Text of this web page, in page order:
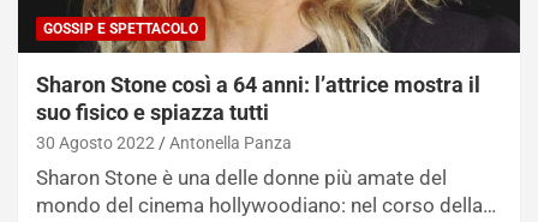
GOSSIP E SPETTACOLO
Sharon Stone così a 64 anni: l’attrice mostra il
suo fisico e spiazza tutti
30 Agosto 2022 Antonella Panza
Sharon Stone è una delle donne più amate del
mondo del cinema hollywoodiano: nel corso della…